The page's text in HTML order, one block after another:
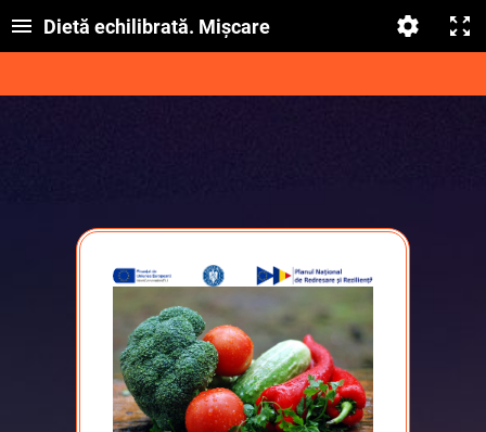
Dietă echilibrată. Mișcare